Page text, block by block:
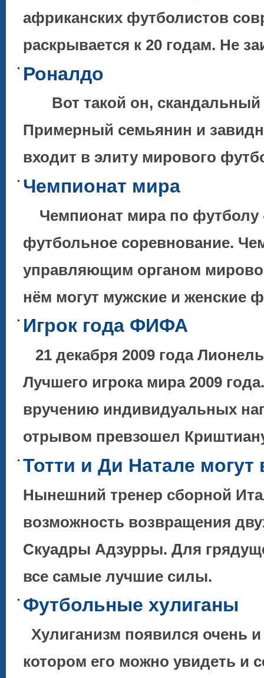
африканских футболистов
раскрывается к 20 годам. Не
Роналдо
Вот такой он, скандальный
Примерный семьянин и
входит в элиту мирового
Чемпионат мира
Чемпионат мира по футболу
футбольное соревнование.
управляющим органом
нём могут мужские и женские
Игрок года ФИФА
21 декабря 2009 года
Лучшего игрока мира 2009
вручению индивидуальных
отрывом превзошел
Тотти и Ди Натале
Нынешний тренер сборной
возможность возвращения
Скуадры Адзурры. Для
все самые лучшие силы.
Футбольные хулиганы
Хулиганизм появился очень
котором его можно увидеть и